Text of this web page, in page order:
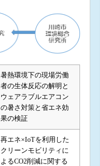
暑熱環境下の現場労働
者の生体反応の解明と
ウェアラブルエアコン
の暑さ対策と省エネ効
果の検証
再エネ×IoTを利用した
クリーンモビリティに
よるCO2削減に関する